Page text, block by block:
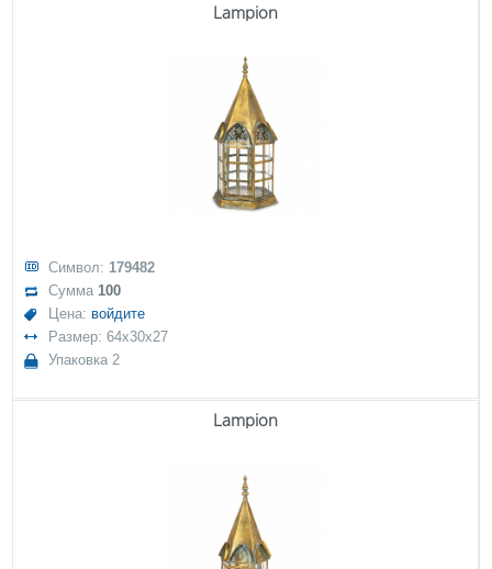
Lampion
Символ: 179482
Сумма100
Цена: войдите
Размер: 64x30x27
Упаковка 2
Lampion